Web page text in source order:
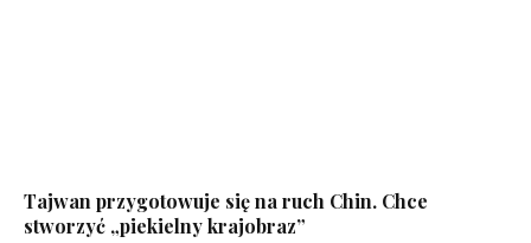
Tajwan przygotowuje się na ruch Chin. Chce
stworzyć „piekielny krajobraz”